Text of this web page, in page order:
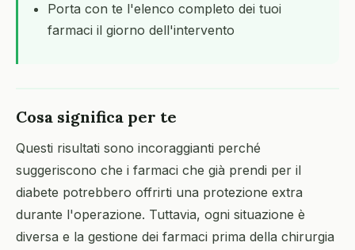
Porta con te l'elenco completo dei tuoi
farmaci il giorno dell'intervento
Cosa significa per te
Questi risultati sono incoraggianti perché
suggeriscono che i farmaci che già prendi per il
diabete potrebbero offrirti una protezione extra
durante l'operazione. Tuttavia, ogni situazione è
diversa e la gestione dei farmaci prima della chirurgia